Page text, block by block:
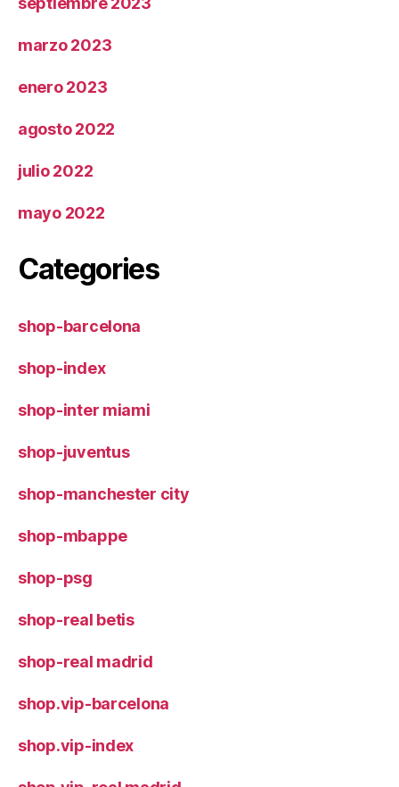
marzo 2023
enero 2023
agosto 2022
julio 2022
mayo 2022
Categories
shop-barcelona
shop-index
shop-inter miami
shop-juventus
shop-manchester city
shop-mbappe
shop-psg
shop-real betis
shop-real madrid
shop.vip-barcelona
shop.vip-index